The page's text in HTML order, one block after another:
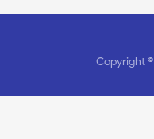
Copyright ©